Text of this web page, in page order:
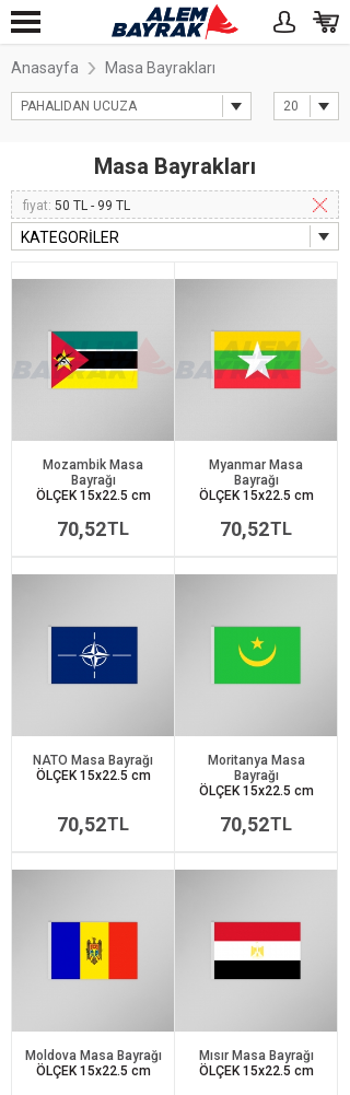
Anasayfa Masa Bayrakları
20
PAHALIDAN UCUZA
Masa Bayrakları
fiyat: 50 TL - 99 TL
KATEGORİLER
Mozambik Masa
Bayrağı
ÖLÇEK 15x22.5 cm
70,52TL
Myanmar Masa
Bayrağı
ÖLÇEK 15x22.5 cm
70,52TL
NATO Masa Bayrağı
ÖLÇEK 15x22.5 cm
70,52TL
Moritanya Masa
Bayrağı
ÖLÇEK 15x22.5 cm
70,52TL
Moldova Masa Bayrağı
ÖLÇEK 15x22.5 cm
Mısır Masa Bayrağı
ÖLÇEK 15x22.5 cm